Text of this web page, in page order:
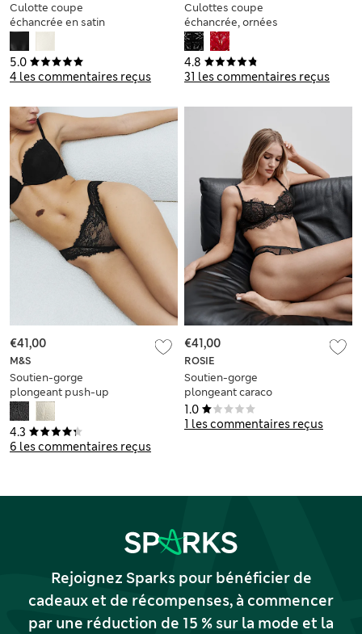
5.0
4 les commentaires reçus
Culotte coupe
échancrée en satin
et filet
4.8
31 les commentaires reçus
Culottes coupe
échancrée, ornées
de dentelle Vera
4.3
6 les commentaires reçus
M&S
Soutien-gorge
plongeant push-up
Double Boost à
dentelle, bonnets A
à D
€41,00
1.0
1 les commentaires reçus
ROSIE
Soutien-gorge
plongeant caraco
Liana à armatures et
dentelle, bonnets A
€41,00
Rejoignez Sparks pour bénéficier de
cadeaux et de récompenses, à commencer
par une réduction de 15 % sur la mode et la